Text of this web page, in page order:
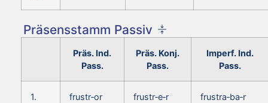
Präsensstamm Passiv
Präs. Ind.
Pass.
Präs. Konj.
Pass.
Imperf. Ind.
Pass.
1.
frustr‑or frustr‑e‑r frustra‑ba‑r